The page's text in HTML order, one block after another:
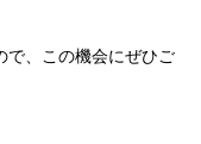
で、この機会にぜひご